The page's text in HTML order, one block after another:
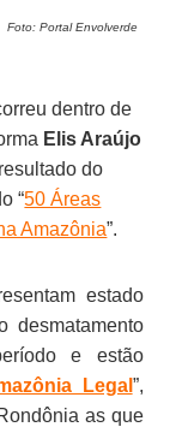
Foto: Portal Envolverde
dentro de
Elis Araújo
do
“50 Áreas
Amazônia”.
estado
desmatamento
e estão
Legal ”,
as que